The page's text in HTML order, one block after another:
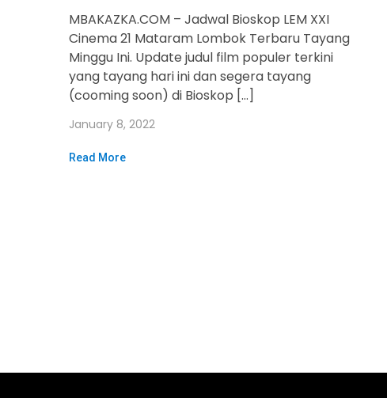
MBAKAZKA.COM – Jadwal Bioskop LEM XXI
Cinema 21 Mataram Lombok Terbaru Tayang
Minggu Ini. Update judul film populer terkini
yang tayang hari ini dan segera tayang
(cooming soon) di Bioskop […]
January 8, 2022
Read More